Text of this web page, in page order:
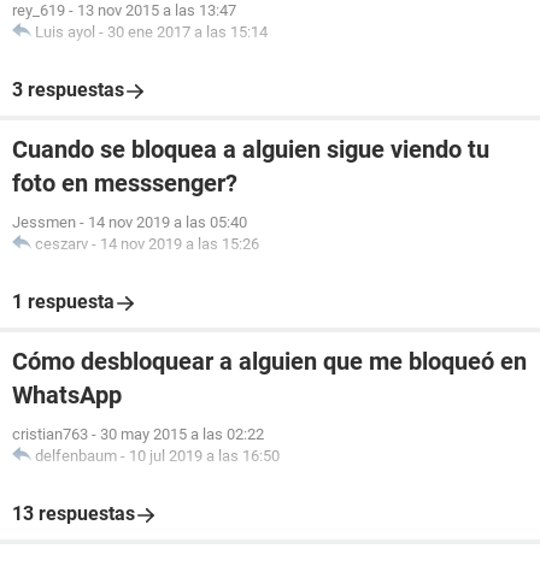
rey_619 - 13 nov 2015 a las 13:47
Luis ayol - 30 ene 2017 a las 15:14
3 respuestas
Cuando se bloquea a alguien sigue viendo tu
foto en messsenger?
Jessmen - 14 nov 2019 a las 05:40
ceszarv - 14 nov 2019 a las 15:26
1 respuesta
Cómo desbloquear a alguien que me bloqueó en
WhatsApp
cristian763 - 30 may 2015 a las 02:22
delfenbaum - 10 jul 2019 a las 16:50
13 respuestas